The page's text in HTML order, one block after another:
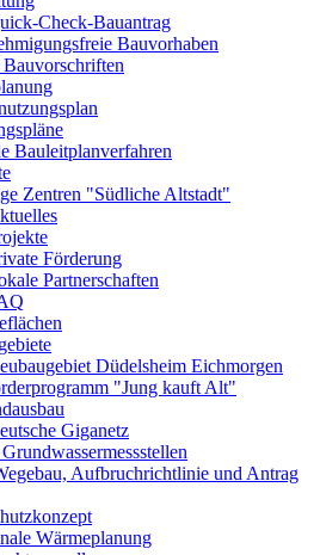
Check-Bauantrag
Bauvorhaben
Bauleitplanverfahren
Zentren "Südliche Altstadt"
Förderung
Partnerschaften
Düdelsheim Eichmorgen
"Jung kauft Alt"
Giganetz
Aufbruchrichtlinie und Antrag
Wärmeplanung